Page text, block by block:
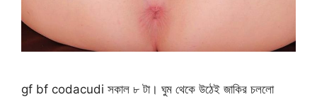
gf bf codacudi সকাল ৮ টা। ঘুম থেকে উঠেই জাকির চললো